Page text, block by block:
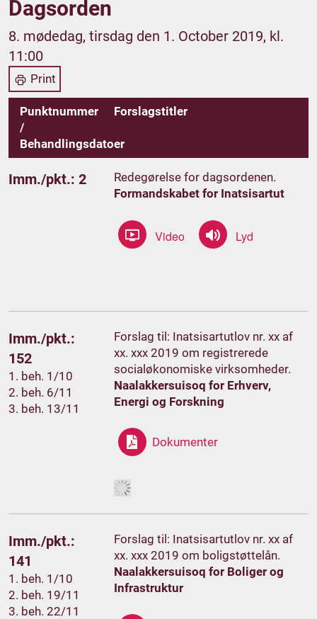
Dagsorden
8. mødedag, tirsdag den 1. October 2019, kl.
11:00
Print
Punktnummer
/
Behandlingsdatoer
Forslagstitler
Imm./pkt.: 2
Redegørelse for dagsordenen.
Formandskabet for Inatsisartut
Imm./pkt.:
152
1. beh. 1/10
2. beh. 6/11
3. beh. 13/11
Forslag til: Inatsisartutlov nr. xx af
xx. xxx 2019 om registrerede
socialøkonomiske virksomheder.
Naalakkersuisoq for Erhverv,
Energi og Forskning
Dokumenter
Imm./pkt.:
141
1. beh. 1/10
2. beh. 19/11
3. beh. 22/11
Forslag til: Inatsisartutlov nr. xx af
xx. xxx 2019 om boligstøttelån.
Naalakkersuisoq for Boliger og
Infrastruktur